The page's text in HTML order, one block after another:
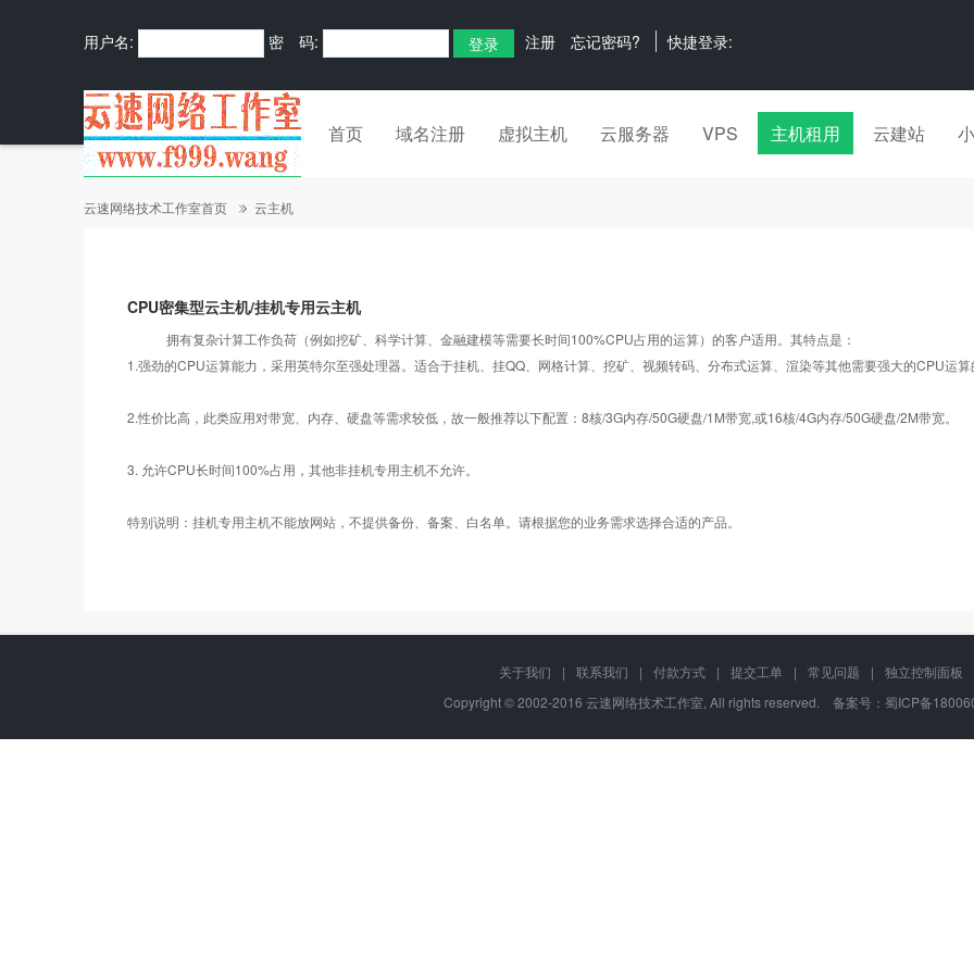
用户名: 密 码: 注册 忘记密码? 快捷登录:
首页 域名注册 虚拟主机 云服务器 VPS 主机租用 云建站
云速网络技术工作室首页 云主机
CPU密集型云主机/挂机专用云主机
拥有复杂计算工作负荷（例如挖矿、科学计算、金融建模等需要长时间100%CPU占用的运算）的客户适用。其特点是：
1.强劲的CPU运算能力，采用英特尔至强处理器。适合于挂机、挂QQ、网格计算、挖矿、视频转码、分布式运算、渲染等其他需要强大的CPU运算
2.性价比高，此类应用对带宽、内存、硬盘等需求较低，故一般推荐以下配置：8核/3G内存/50G硬盘/1M带宽,或16核/4G内存/50G硬盘/2M带宽。
3. 允许CPU长时间100%占用，其他非挂机专用主机不允许。
特别说明：挂机专用主机不能放网站，不提供备份、备案、白名单。请根据您的业务需求选择合适的产品。
关于我们 | 联系我们 | 付款方式 | 提交工单 | 常见问题 |
独立控制面板
Copyright © 2002-2016 云速网络技术工作室, All rights reserved. 备案号： 蜀ICP备